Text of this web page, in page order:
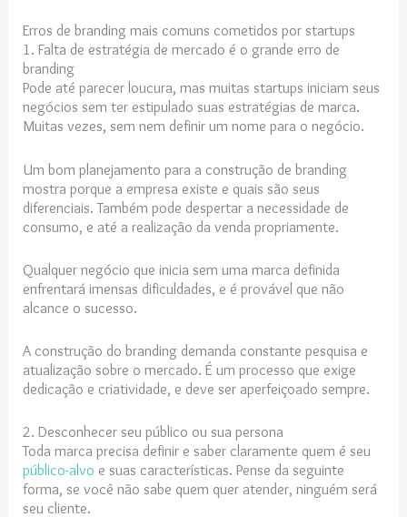
Erros de branding mais comuns cometidos por startups
1. Falta de estratégia de mercado é o grande erro de
branding
Pode até parecer loucura, mas muitas startups iniciam seus
negócios sem ter estipulado suas estratégias de marca.
Muitas vezes, sem nem definir um nome para o negócio.
Um bom planejamento para a construção de branding
mostra porque a empresa existe e quais são seus
diferenciais. Também pode despertar a necessidade de
consumo, e até a realização da venda propriamente.
Qualquer negócio que inicia sem uma marca definida
enfrentará imensas dificuldades, e é provável que não
alcance o sucesso.
A construção do branding demanda constante pesquisa e
atualização sobre o mercado. É um processo que exige
dedicação e criatividade, e deve ser aperfeiçoado sempre.
2. Desconhecer seu público ou sua persona
Toda marca precisa definir e saber claramente quem é seu
público-alvo e suas características. Pense da seguinte
forma, se você não sabe quem quer atender, ninguém será
seu cliente.